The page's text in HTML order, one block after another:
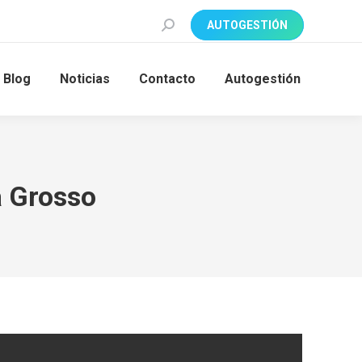
Search: AUTOGESTIÓN
Blog Noticias Contacto Autogestión
Grosso